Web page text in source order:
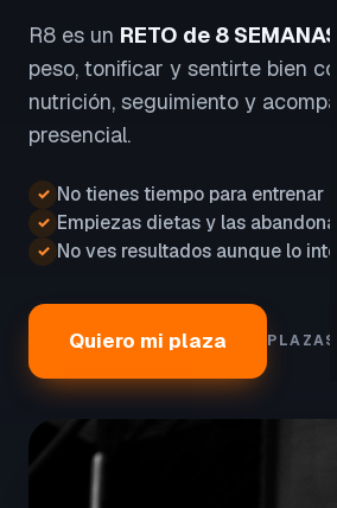
R8 es un RETO de 8 SEMANAS
peso, tonificar y sentirte bien
nutrición, seguimiento y
presencial.
✓ No tienes tiempo para entrenar
✓ Empiezas dietas y las abandonas
✓ No ves resultados aunque lo
Quiero mi plaza